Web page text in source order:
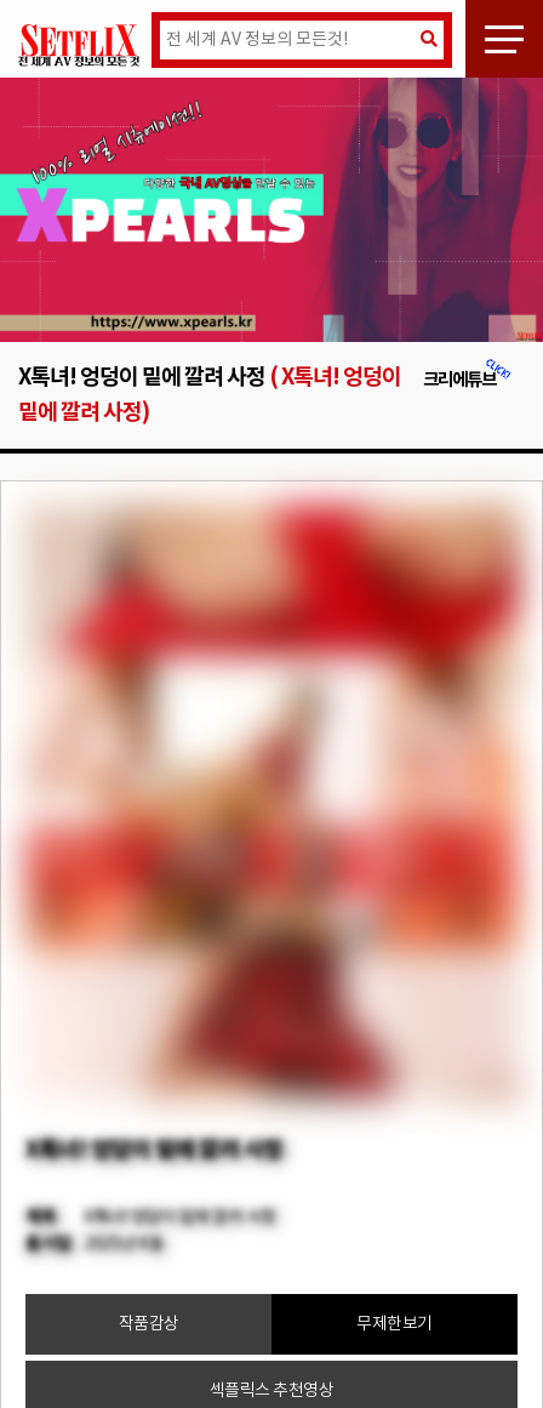
크리에튜브
X톡녀! 엉덩이 밑에 깔려 사정 ( X톡녀! 엉덩이
밑에 깔려 사정)
X톡녀! 엉덩이 밑에 깔려 사정
제목 X톡녀! 엉덩이 밑에 깔려 사정
출시일 2025년 4월
작품감상 무제한보기
섹플릭스 추천영상